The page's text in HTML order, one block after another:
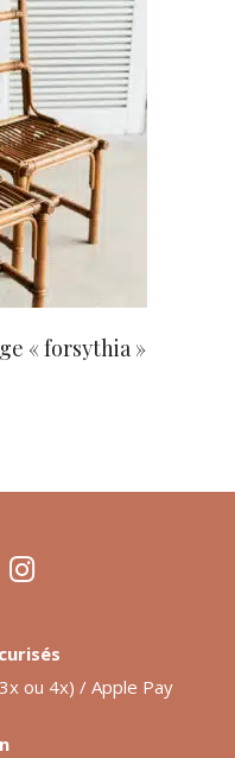
« forsythia »
ou 4x) / Apple Pay